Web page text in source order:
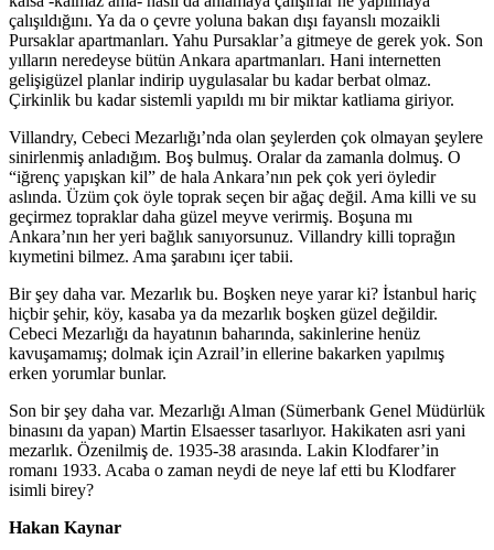
çalışıldığını. Ya da o çevre yoluna bakan dışı fayanslı mozaikli
Pursaklar apartmanları. Yahu Pursaklar’a gitmeye de gerek yok. Son
yılların neredeyse bütün Ankara apartmanları. Hani internetten
gelişigüzel planlar indirip uygulasalar bu kadar berbat olmaz.
Çirkinlik bu kadar sistemli yapıldı mı bir miktar katliama giriyor.
Villandry, Cebeci Mezarlığı’nda olan şeylerden çok olmayan şeylere
sinirlenmiş anladığım. Boş bulmuş. Oralar da zamanla dolmuş. O
“iğrenç yapışkan kil” de hala Ankara’nın pek çok yeri öyledir
aslında. Üzüm çok öyle toprak seçen bir ağaç değil. Ama killi ve su
geçirmez topraklar daha güzel meyve verirmiş. Boşuna mı
Ankara’nın her yeri bağlık sanıyorsunuz. Villandry killi toprağın
kıymetini bilmez. Ama şarabını içer tabii.
Bir şey daha var. Mezarlık bu. Boşken neye yarar ki? İstanbul hariç
hiçbir şehir, köy, kasaba ya da mezarlık boşken güzel değildir.
Cebeci Mezarlığı da hayatının baharında, sakinlerine henüz
kavuşamamış; dolmak için Azrail’in ellerine bakarken yapılmış
erken yorumlar bunlar.
Son bir şey daha var. Mezarlığı Alman (Sümerbank Genel Müdürlük
binasını da yapan) Martin Elsaesser tasarlıyor. Hakikaten asri yani
mezarlık. Özenilmiş de. 1935-38 arasında. Lakin Klodfarer’in
romanı 1933. Acaba o zaman neydi de neye laf etti bu Klodfarer
isimli birey?
Hakan Kaynar